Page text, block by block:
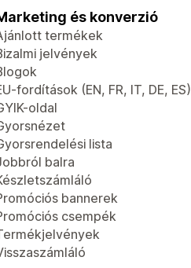
és konverzió
termékek
jelvények
fordítások (EN, FR, IT, DE, ES)
oldal
lista
balra
bannerek
csempék